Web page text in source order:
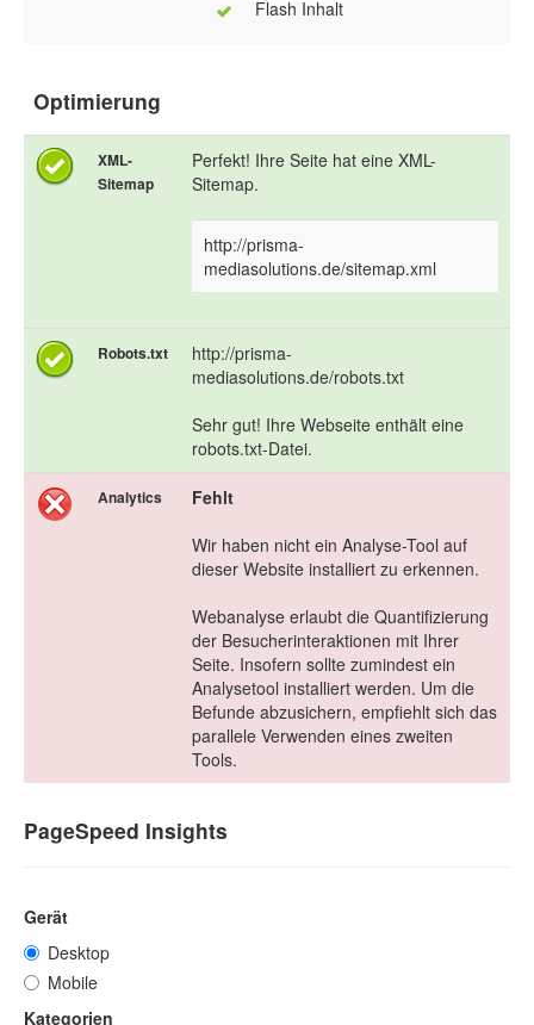
Flash Inhalt
Optimierung
XML-
Sitemap
Perfekt! Ihre Seite hat eine XML-
Sitemap.
http://prisma-
mediasolutions.de/sitemap.xml
Robots.txt
http://prisma-
mediasolutions.de/robots.txt
Sehr gut! Ihre Webseite enthält eine
robots.txt-Datei.
Analytics
Fehlt
Wir haben nicht ein Analyse-Tool auf
dieser Website installiert zu erkennen.
Webanalyse erlaubt die Quantifizierung
der Besucherinteraktionen mit Ihrer
Seite. Insofern sollte zumindest ein
Analysetool installiert werden. Um die
Befunde abzusichern, empfiehlt sich das
parallele Verwenden eines zweiten
Tools.
PageSpeed Insights
Gerät
Desktop
Mobile
Kategorien